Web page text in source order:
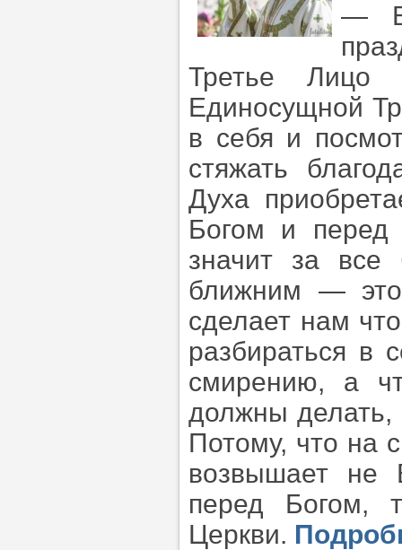
— В
Третье Лицо
Единосущной
в себя и
стяжать
Духа
Богом и
значит за все
ближним —
сделает нам
разбираться в
смирению, а
должны делать,
Потому, что на
возвышает не
перед Богом,
Церкви.